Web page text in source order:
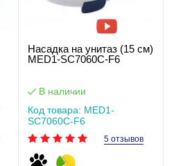
Насадка на унитаз (15 см)
MED1-SC7060C-F6
В наличии
Код товара: MED1-
SC7060C-F6
5 отзывов